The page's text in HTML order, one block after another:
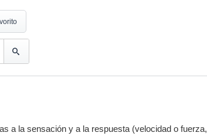
a la sensación y a la respuesta (velocidad o fuerza,